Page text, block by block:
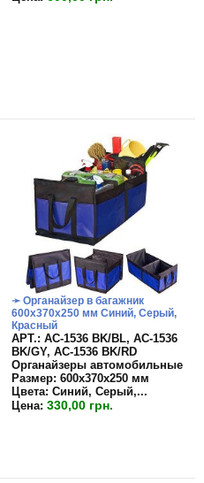
➛ Органайзер в багажник
600х370х250 мм Синий, Серый,
Красный
APT.: АС-1536 BK/BL, АС-1536
BK/GY, АС-1536 BK/RD
Органайзеры автомобильные
Размер: 600х370х250 мм
Цвета: Синий, Серый,...
Цена: 330,00 грн.